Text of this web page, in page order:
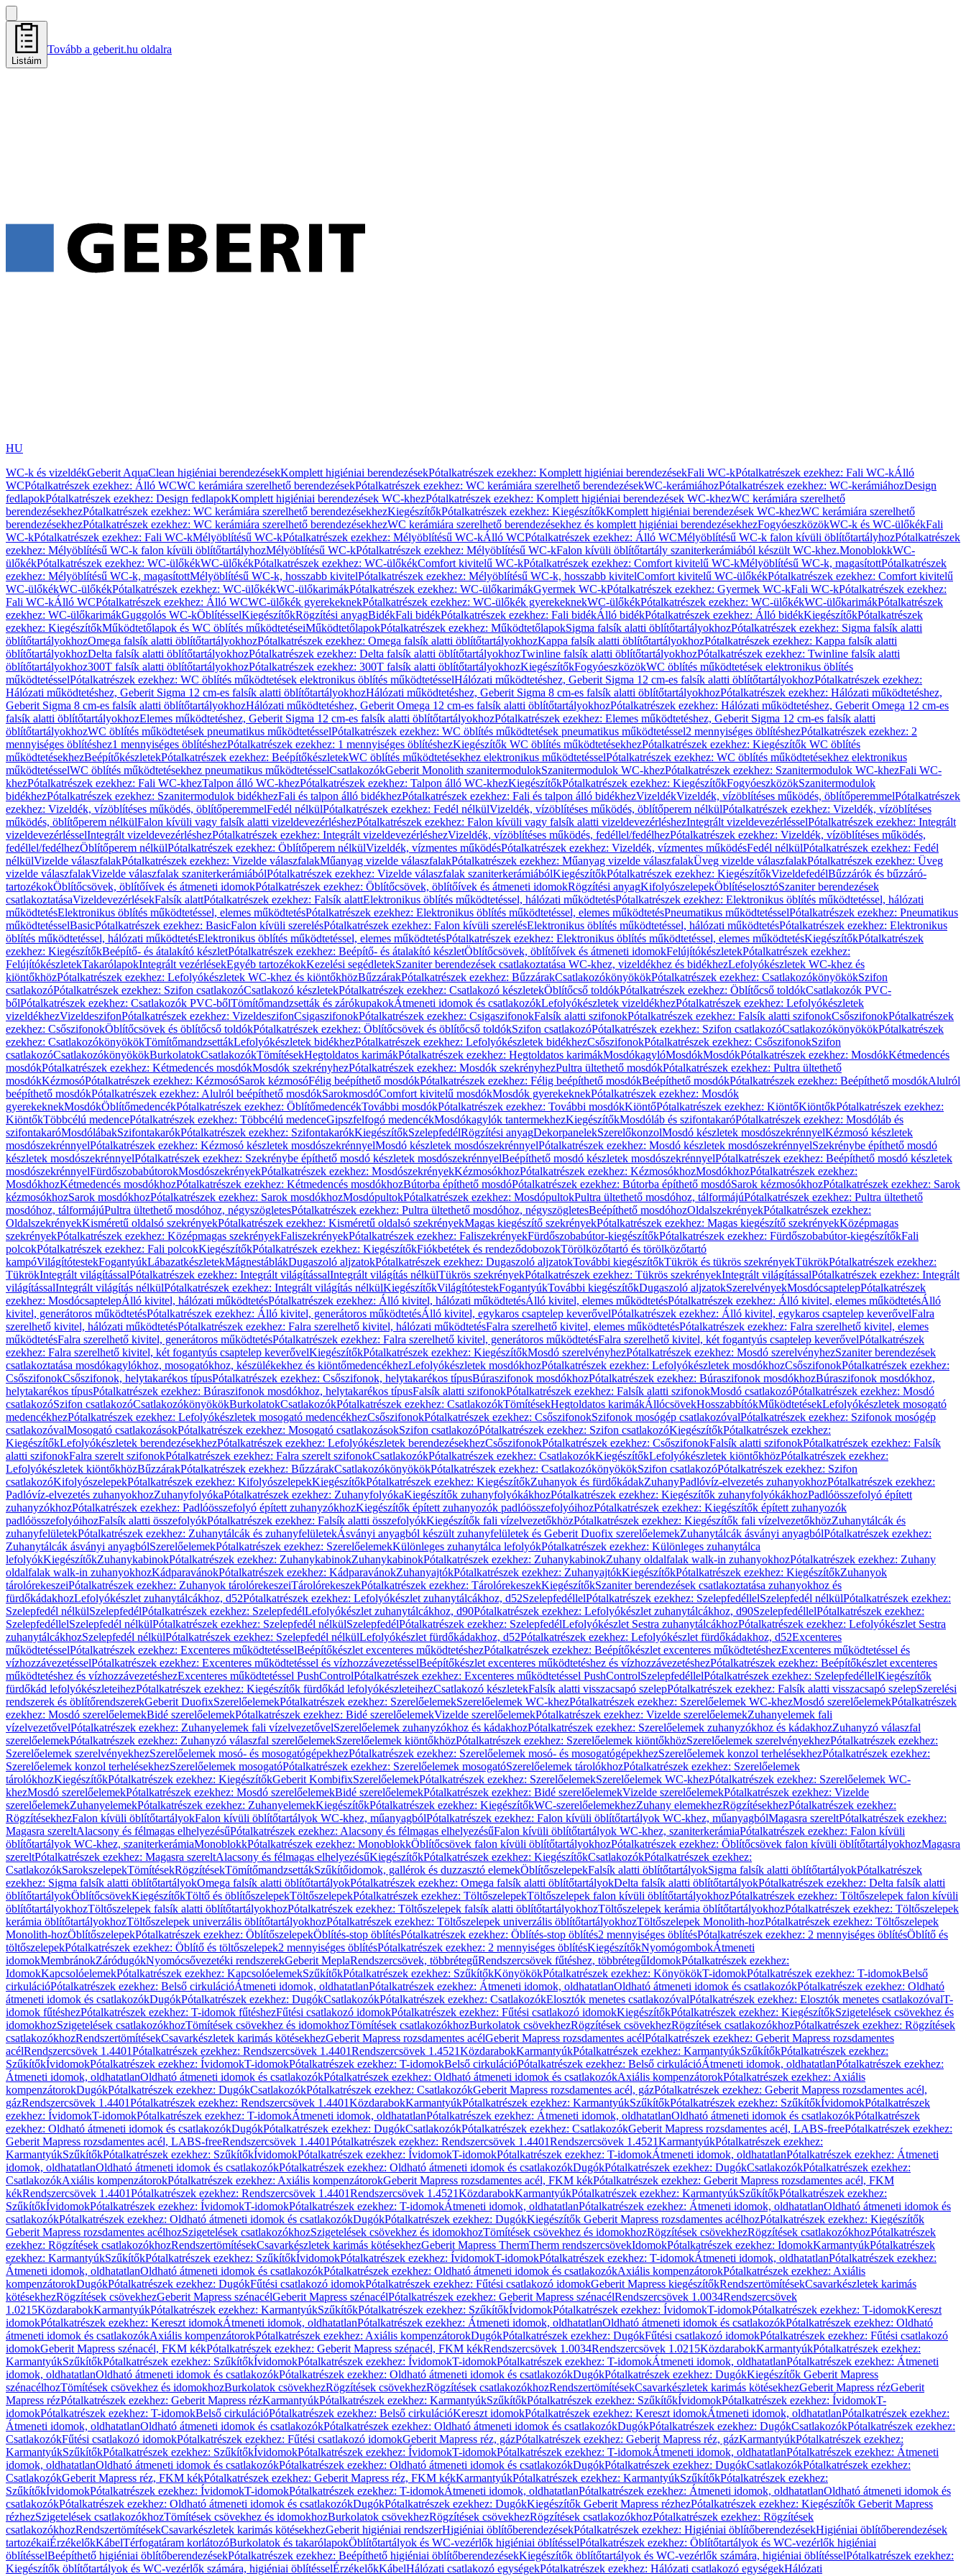
Listáim
Tovább a geberit.hu oldalra
HU
WC-k és vizeldékGeberit AquaClean higiéniai berendezésekKomplett higiéniai berendezésekPótalkatrészek ezekhez: Komplett higiéniai berendezésekFali WC-kPótalkatrészek ezekhez: Fali WC-kÁlló
WCPótalkatrészek ezekhez: Álló WCWC kerámiára szerelhető berendezésekPótalkatrészek ezekhez: WC kerámiára szerelhető berendezésekWC-kerámiáhozPótalkatrészek ezekhez: WC-kerámiáhozDesign
fedlapokPótalkatrészek ezekhez: Design fedlapokKomplett higiéniai berendezések WC-khezPótalkatrészek ezekhez: Komplett higiéniai berendezések WC-khezWC kerámiára szerelhető
berendezésekhezPótalkatrészek ezekhez: WC kerámiára szerelhető berendezésekhezKiegészítőkPótalkatrészek ezekhez: KiegészítőkKomplett higiéniai berendezések WC-khezWC kerámiára szerelhető
berendezésekhezPótalkatrészek ezekhez: WC kerámiára szerelhető berendezésekhezWC kerámiára szerelhető berendezésekhez és komplett higiéniai berendezésekhezFogyóeszközökWC-k és WC-ülőkékFali
WC-kPótalkatrészek ezekhez: Fali WC-kMélyöblítésű WC-kPótalkatrészek ezekhez: Mélyöblítésű WC-kÁlló WCPótalkatrészek ezekhez: Álló WCMélyöblítésű WC-k falon kívüli öblítőtartályhozPótalkatrészek
ezekhez: Mélyöblítésű WC-k falon kívüli öblítőtartályhozMélyöblítésű WC-kPótalkatrészek ezekhez: Mélyöblítésű WC-kFalon kívüli öblítőtartály szaniterkerámiából készült WC-khez.MonoblokkWC-
ülőkékPótalkatrészek ezekhez: WC-ülőkékWC-ülőkékPótalkatrészek ezekhez: WC-ülőkékComfort kivitelű WC-kPótalkatrészek ezekhez: Comfort kivitelű WC-kMélyöblítésű WC-k, magasítottPótalkatrészek
ezekhez: Mélyöblítésű WC-k, magasítottMélyöblítésű WC-k, hosszabb kivitelPótalkatrészek ezekhez: Mélyöblítésű WC-k, hosszabb kivitelComfort kivitelű WC-ülőkékPótalkatrészek ezekhez: Comfort kivitelű
WC-ülőkékWC-ülőkékPótalkatrészek ezekhez: WC-ülőkékWC-ülőkarimákPótalkatrészek ezekhez: WC-ülőkarimákGyermek WC-kPótalkatrészek ezekhez: Gyermek WC-kFali WC-kPótalkatrészek ezekhez:
Fali WC-kÁlló WCPótalkatrészek ezekhez: Álló WCWC-ülőkék gyerekeknekPótalkatrészek ezekhez: WC-ülőkék gyerekeknekWC-ülőkékPótalkatrészek ezekhez: WC-ülőkékWC-ülőkarimákPótalkatrészek
ezekhez: WC-ülőkarimákGuggolós WC-kÖblítésselKiegészítőkRögzítési anyagBidékFali bidékPótalkatrészek ezekhez: Fali bidékÁlló bidékPótalkatrészek ezekhez: Álló bidékKiegészítőkPótalkatrészek
ezekhez: KiegészítőkMűködtetőlapok és WC öblítés működtetéseiMűködtetőlapokPótalkatrészek ezekhez: MűködtetőlapokSigma falsík alatti öblítőtartályokhozPótalkatrészek ezekhez: Sigma falsík alatti
öblítőtartályokhozOmega falsík alatti öblítőtartályokhozPótalkatrészek ezekhez: Omega falsík alatti öblítőtartályokhozKappa falsík alatti öblítőtartályokhozPótalkatrészek ezekhez: Kappa falsík alatti
öblítőtartályokhozDelta falsík alatti öblítőtartályokhozPótalkatrészek ezekhez: Delta falsík alatti öblítőtartályokhozTwinline falsík alatti öblítőtartályokhozPótalkatrészek ezekhez: Twinline falsík alatti
öblítőtartályokhoz300T falsík alatti öblítőtartályokhozPótalkatrészek ezekhez: 300T falsík alatti öblítőtartályokhozKiegészítőkFogyóeszközökWC öblítés működtetések elektronikus öblítés
működtetésselPótalkatrészek ezekhez: WC öblítés működtetések elektronikus öblítés működtetésselHálózati működtetéshez, Geberit Sigma 12 cm-es falsík alatti öblítőtartályokhozPótalkatrészek ezekhez:
Hálózati működtetéshez, Geberit Sigma 12 cm-es falsík alatti öblítőtartályokhozHálózati működtetéshez, Geberit Sigma 8 cm-es falsík alatti öblítőtartályokhozPótalkatrészek ezekhez: Hálózati működtetéshez,
Geberit Sigma 8 cm-es falsík alatti öblítőtartályokhozHálózati működtetéshez, Geberit Omega 12 cm-es falsík alatti öblítőtartályokhozPótalkatrészek ezekhez: Hálózati működtetéshez, Geberit Omega 12 cm-es
falsík alatti öblítőtartályokhozElemes működtetéshez, Geberit Sigma 12 cm-es falsík alatti öblítőtartályokhozPótalkatrészek ezekhez: Elemes működtetéshez, Geberit Sigma 12 cm-es falsík alatti
öblítőtartályokhozWC öblítés működtetések pneumatikus működtetésselPótalkatrészek ezekhez: WC öblítés működtetések pneumatikus működtetéssel2 mennyiséges öblítéshezPótalkatrészek ezekhez: 2
mennyiséges öblítéshez1 mennyiséges öblítéshezPótalkatrészek ezekhez: 1 mennyiséges öblítéshezKiegészítők WC öblítés működtetésekhezPótalkatrészek ezekhez: Kiegészítők WC öblítés
működtetésekhezBeépítőkészletekPótalkatrészek ezekhez: BeépítőkészletekWC öblítés működtetésekhez elektronikus működtetésselPótalkatrészek ezekhez: WC öblítés működtetésekhez elektronikus
működtetésselWC öblítés működtetésekhez pneumatikus működtetésselCsatlakozókGeberit Monolith szanitermodulokSzanitermodulok WC-khezPótalkatrészek ezekhez: Szanitermodulok WC-khezFali WC-
khezPótalkatrészek ezekhez: Fali WC-khezTalpon álló WC-khezPótalkatrészek ezekhez: Talpon álló WC-khezKiegészítőkPótalkatrészek ezekhez: KiegészítőkFogyóeszközökSzanitermodulok
bidékhezPótalkatrészek ezekhez: Szanitermodulok bidékhezFali és talpon álló bidékhezPótalkatrészek ezekhez: Fali és talpon álló bidékhezVizeldékVizeldék, vízöblítéses működés, öblítőperemmelPótalkatrészek
ezekhez: Vizeldék, vízöblítéses működés, öblítőperemmelFedél nélkülPótalkatrészek ezekhez: Fedél nélkülVizeldék, vízöblítéses működés, öblítőperem nélkülPótalkatrészek ezekhez: Vizeldék, vízöblítéses
működés, öblítőperem nélkülFalon kívüli vagy falsík alatti vizeldevezérléshezPótalkatrészek ezekhez: Falon kívüli vagy falsík alatti vizeldevezérléshezIntegrált vizeldevezérlésselPótalkatrészek ezekhez: Integrált
vizeldevezérlésselIntegrált vizeldevezérléshezPótalkatrészek ezekhez: Integrált vizeldevezérléshezVizeldék, vízöblítéses működés, fedéllel/fedélhezPótalkatrészek ezekhez: Vizeldék, vízöblítéses működés,
fedéllel/fedélhezÖblítőperem nélkülPótalkatrészek ezekhez: Öblítőperem nélkülVizeldék, vízmentes működésPótalkatrészek ezekhez: Vizeldék, vízmentes működésFedél nélkülPótalkatrészek ezekhez: Fedél
nélkülVizelde válaszfalakPótalkatrészek ezekhez: Vizelde válaszfalakMűanyag vizelde válaszfalakPótalkatrészek ezekhez: Műanyag vizelde válaszfalakÜveg vizelde válaszfalakPótalkatrészek ezekhez: Üveg
vizelde válaszfalakVizelde válaszfalak szaniterkerámiábólPótalkatrészek ezekhez: Vizelde válaszfalak szaniterkerámiábólKiegészítőkPótalkatrészek ezekhez: KiegészítőkVizeldefedélBűzzárók és bűzzáró-
tartozékokÖblítőcsövek, öblítőívek és átmeneti idomokPótalkatrészek ezekhez: Öblítőcsövek, öblítőívek és átmeneti idomokRögzítési anyagKifolyószelepekÖblítéselosztóSzaniter berendezések
csatlakoztatásaVizeldevezérlésekFalsík alattPótalkatrészek ezekhez: Falsík alattElektronikus öblítés működtetéssel, hálózati működtetésPótalkatrészek ezekhez: Elektronikus öblítés működtetéssel, hálózati
működtetésElektronikus öblítés működtetéssel, elemes működtetésPótalkatrészek ezekhez: Elektronikus öblítés működtetéssel, elemes működtetésPneumatikus működtetésselPótalkatrészek ezekhez: Pneumatikus
működtetésselBasicPótalkatrészek ezekhez: BasicFalon kívüli szerelésPótalkatrészek ezekhez: Falon kívüli szerelésElektronikus öblítés működtetéssel, hálózati működtetésPótalkatrészek ezekhez: Elektronikus
öblítés működtetéssel, hálózati működtetésElektronikus öblítés működtetéssel, elemes működtetésPótalkatrészek ezekhez: Elektronikus öblítés működtetéssel, elemes működtetésKiegészítőkPótalkatrészek
ezekhez: KiegészítőkBeépítő- és átalakító készletPótalkatrészek ezekhez: Beépítő- és átalakító készletÖblítőcsövek, öblítőívek és átmeneti idomokFelújítókészletekPótalkatrészek ezekhez:
FelújítókészletekTakarólapokIntegrált vezérlésekEgyéb tartozékokKezelési segédletekSzaniter berendezések csatlakoztatása WC-khez, vizeldékhez és bidékhezLefolyókészletek WC-khez és
kiöntőkhözPótalkatrészek ezekhez: Lefolyókészletek WC-khez és kiöntőkhözBűzzárakPótalkatrészek ezekhez: BűzzárakCsatlakozókönyökökPótalkatrészek ezekhez: CsatlakozókönyökökSzifon
csatlakozóPótalkatrészek ezekhez: Szifon csatlakozóCsatlakozó készletekPótalkatrészek ezekhez: Csatlakozó készletekÖblítőcső toldókPótalkatrészek ezekhez: Öblítőcső toldókCsatlakozók PVC-
bőlPótalkatrészek ezekhez: Csatlakozók PVC-bőlTömítőmandzsetták és zárókupakokÁtmeneti idomok és csatlakozókLefolyókészletek vizeldékhezPótalkatrészek ezekhez: Lefolyókészletek
vizeldékhezVizeldeszifonPótalkatrészek ezekhez: VizeldeszifonCsigaszifonokPótalkatrészek ezekhez: CsigaszifonokFalsík alatti szifonokPótalkatrészek ezekhez: Falsík alatti szifonokCsőszifonokPótalkatrészek
ezekhez: CsőszifonokÖblítőcsövek és öblítőcső toldókPótalkatrészek ezekhez: Öblítőcsövek és öblítőcső toldókSzifon csatlakozóPótalkatrészek ezekhez: Szifon csatlakozóCsatlakozókönyökökPótalkatrészek
ezekhez: CsatlakozókönyökökTömítőmandzsettákLefolyókészletek bidékhezPótalkatrészek ezekhez: Lefolyókészletek bidékhezCsőszifonokPótalkatrészek ezekhez: CsőszifonokSzifon
csatlakozóCsatlakozókönyökökBurkolatokCsatlakozókTömítésekHegtoldatos karimákPótalkatrészek ezekhez: Hegtoldatos karimákMosdókagylóMosdókMosdókPótalkatrészek ezekhez: MosdókKétmedencés
mosdókPótalkatrészek ezekhez: Kétmedencés mosdókMosdók szekrényhezPótalkatrészek ezekhez: Mosdók szekrényhezPultra ültethető mosdókPótalkatrészek ezekhez: Pultra ültethető
mosdókKézmosóPótalkatrészek ezekhez: KézmosóSarok kézmosóFélig beépíthető mosdókPótalkatrészek ezekhez: Félig beépíthető mosdókBeépíthető mosdókPótalkatrészek ezekhez: Beépíthető mosdókAlulról
beépíthető mosdókPótalkatrészek ezekhez: Alulról beépíthető mosdókSarokmosdóComfort kivitelű mosdókMosdók gyerekeknekPótalkatrészek ezekhez: Mosdók
gyerekeknekMosdókÖblítőmedencékPótalkatrészek ezekhez: ÖblítőmedencékTovábbi mosdókPótalkatrészek ezekhez: További mosdókKiöntőPótalkatrészek ezekhez: KiöntőKiöntőkPótalkatrészek ezekhez:
KiöntőkTöbbcélú medencePótalkatrészek ezekhez: Többcélú medenceGipszfelfogó medencékMosdókagylók tantermekhezKiegészítőkMosdóláb és szifontakaróPótalkatrészek ezekhez: Mosdóláb és
szifontakaróMosdólábakSzifontakarókPótalkatrészek ezekhez: SzifontakarókKiegészítőkSzelepfedélRögzítési anyagDekorpanelekSzerelőkonzolMosdó készletek mosdószekrénnyelKézmosó készletek
mosdószekrénnyelPótalkatrészek ezekhez: Kézmosó készletek mosdószekrénnyelMosdó készletek mosdószekrénnyelPótalkatrészek ezekhez: Mosdó készletek mosdószekrénnyelSzekrénybe építhető mosdó
készletek mosdószekrénnyelPótalkatrészek ezekhez: Szekrénybe építhető mosdó készletek mosdószekrénnyelBeépíthető mosdó készletek mosdószekrénnyelPótalkatrészek ezekhez: Beépíthető mosdó készletek
mosdószekrénnyelFürdőszobabútorokMosdószekrényekPótalkatrészek ezekhez: MosdószekrényekKézmosókhozPótalkatrészek ezekhez: KézmosókhozMosdókhozPótalkatrészek ezekhez:
MosdókhozKétmedencés mosdókhozPótalkatrészek ezekhez: Kétmedencés mosdókhozBútorba építhető mosdóPótalkatrészek ezekhez: Bútorba építhető mosdóSarok kézmosókhozPótalkatrészek ezekhez: Sarok
kézmosókhozSarok mosdókhozPótalkatrészek ezekhez: Sarok mosdókhozMosdópultokPótalkatrészek ezekhez: MosdópultokPultra ültethető mosdóhoz, tálformájúPótalkatrészek ezekhez: Pultra ültethető
mosdóhoz, tálformájúPultra ültethető mosdóhoz, négyszögletesPótalkatrészek ezekhez: Pultra ültethető mosdóhoz, négyszögletesBeépíthető mosdóhozOldalszekrényekPótalkatrészek ezekhez:
OldalszekrényekKisméretű oldalsó szekrényekPótalkatrészek ezekhez: Kisméretű oldalsó szekrényekMagas kiegészítő szekrényekPótalkatrészek ezekhez: Magas kiegészítő szekrényekKözépmagas
szekrényekPótalkatrészek ezekhez: Középmagas szekrényekFaliszekrényekPótalkatrészek ezekhez: FaliszekrényekFürdőszobabútor-kiegészítőkPótalkatrészek ezekhez: Fürdőszobabútor-kiegészítőkFali
polcokPótalkatrészek ezekhez: Fali polcokKiegészítőkPótalkatrészek ezekhez: KiegészítőkFiókbetétek és rendeződobozokTörölközőtartó és törölközőtartó
kampóVilágítótestekFogantyúkLábazatkészletekMágnestáblákDugaszoló aljzatokPótalkatrészek ezekhez: Dugaszoló aljzatokTovábbi kiegészítőkTükrök és tükrös szekrényekTükrökPótalkatrészek ezekhez:
TükrökIntegrált világítássalPótalkatrészek ezekhez: Integrált világítássalIntegrált világítás nélkülTükrös szekrényekPótalkatrészek ezekhez: Tükrös szekrényekIntegrált világítássalPótalkatrészek ezekhez: Integrált
világítássalIntegrált világítás nélkülPótalkatrészek ezekhez: Integrált világítás nélkülKiegészítőkVilágítótestekFogantyúkTovábbi kiegészítőkDugaszoló aljzatokSzerelvényekMosdócsaptelepPótalkatrészek
ezekhez: MosdócsaptelepÁlló kivitel, hálózati működtetésPótalkatrészek ezekhez: Álló kivitel, hálózati működtetésÁlló kivitel, elemes működtetésPótalkatrészek ezekhez: Álló kivitel, elemes működtetésÁlló
kivitel, generátoros működtetésPótalkatrészek ezekhez: Álló kivitel, generátoros működtetésÁlló kivitel, egykaros csaptelep keverővelPótalkatrészek ezekhez: Álló kivitel, egykaros csaptelep keverővelFalra
szerelhető kivitel, hálózati működtetésPótalkatrészek ezekhez: Falra szerelhető kivitel, hálózati működtetésFalra szerelhető kivitel, elemes működtetésPótalkatrészek ezekhez: Falra szerelhető kivitel, elemes
működtetésFalra szerelhető kivitel, generátoros működtetésPótalkatrészek ezekhez: Falra szerelhető kivitel, generátoros működtetésFalra szerelhető kivitel, két fogantyús csaptelep keverővelPótalkatrészek
ezekhez: Falra szerelhető kivitel, két fogantyús csaptelep keverővelKiegészítőkPótalkatrészek ezekhez: KiegészítőkMosdó szerelvényhezPótalkatrészek ezekhez: Mosdó szerelvényhezSzaniter berendezések
csatlakoztatása mosdókagylókhoz, mosogatókhoz, készülékekhez és kiöntőmedencékhezLefolyókészletek mosdókhozPótalkatrészek ezekhez: Lefolyókészletek mosdókhozCsőszifonokPótalkatrészek ezekhez:
CsőszifonokCsőszifonok, helytakarékos típusPótalkatrészek ezekhez: Csőszifonok, helytakarékos típusBúraszifonok mosdókhozPótalkatrészek ezekhez: Búraszifonok mosdókhozBúraszifonok mosdókhoz,
helytakarékos típusPótalkatrészek ezekhez: Búraszifonok mosdókhoz, helytakarékos típusFalsík alatti szifonokPótalkatrészek ezekhez: Falsík alatti szifonokMosdó csatlakozóPótalkatrészek ezekhez: Mosdó
csatlakozóSzifon csatlakozóCsatlakozókönyökökBurkolatokCsatlakozókPótalkatrészek ezekhez: CsatlakozókTömítésekHegtoldatos karimákÁllócsövekHosszabbítókMűködtetésekLefolyókészletek mosogató
medencékhezPótalkatrészek ezekhez: Lefolyókészletek mosogató medencékhezCsőszifonokPótalkatrészek ezekhez: CsőszifonokSzifonok mosógép csatlakozóvalPótalkatrészek ezekhez: Szifonok mosógép
csatlakozóvalMosogató csatlakozásokPótalkatrészek ezekhez: Mosogató csatlakozásokSzifon csatlakozóPótalkatrészek ezekhez: Szifon csatlakozóKiegészítőkPótalkatrészek ezekhez:
KiegészítőkLefolyókészletek berendezésekhezPótalkatrészek ezekhez: Lefolyókészletek berendezésekhezCsőszifonokPótalkatrészek ezekhez: CsőszifonokFalsík alatti szifonokPótalkatrészek ezekhez: Falsík
alatti szifonokFalra szerelt szifonokPótalkatrészek ezekhez: Falra szerelt szifonokCsatlakozókPótalkatrészek ezekhez: CsatlakozókKiegészítőkLefolyókészletek kiöntőkhözPótalkatrészek ezekhez:
Lefolyókészletek kiöntőkhözBűzzárakPótalkatrészek ezekhez: BűzzárakCsatlakozókönyökökPótalkatrészek ezekhez: CsatlakozókönyökökSzifon csatlakozóPótalkatrészek ezekhez: Szifon
csatlakozóKifolyószelepekPótalkatrészek ezekhez: KifolyószelepekKiegészítőkPótalkatrészek ezekhez: KiegészítőkZuhanyok és fürdőkádakZuhanyPadlóvíz-elvezetés zuhanyokhozPótalkatrészek ezekhez:
Padlóvíz-elvezetés zuhanyokhozZuhanyfolyókaPótalkatrészek ezekhez: ZuhanyfolyókaKiegészítők zuhanyfolyókákhozPótalkatrészek ezekhez: Kiegészítők zuhanyfolyókákhozPadlóösszefolyó épített
zuhanyzókhozPótalkatrészek ezekhez: Padlóösszefolyó épített zuhanyzókhozKiegészítők épített zuhanyozók padlóösszefolyóihozPótalkatrészek ezekhez: Kiegészítők épített zuhanyozók
padlóösszefolyóihozFalsík alatti összefolyókPótalkatrészek ezekhez: Falsík alatti összefolyókKiegészítők fali vízelvezetőkhözPótalkatrészek ezekhez: Kiegészítők fali vízelvezetőkhözZuhanytálcák és
zuhanyfelületekPótalkatrészek ezekhez: Zuhanytálcák és zuhanyfelületekÁsványi anyagból készült zuhanyfelületek és Geberit Duofix szerelőelemekZuhanytálcák ásványi anyagbólPótalkatrészek ezekhez:
Zuhanytálcák ásványi anyagbólSzerelőelemekPótalkatrészek ezekhez: SzerelőelemekKülönleges zuhanytálca lefolyókPótalkatrészek ezekhez: Különleges zuhanytálca
lefolyókKiegészítőkZuhanykabinokPótalkatrészek ezekhez: ZuhanykabinokZuhanykabinokPótalkatrészek ezekhez: ZuhanykabinokZuhany oldalfalak walk-in zuhanyokhozPótalkatrészek ezekhez: Zuhany
oldalfalak walk-in zuhanyokhozKádparavánokPótalkatrészek ezekhez: KádparavánokZuhanyajtókPótalkatrészek ezekhez: ZuhanyajtókKiegészítőkPótalkatrészek ezekhez: KiegészítőkZuhanyok
tárolórekeszeiPótalkatrészek ezekhez: Zuhanyok tárolórekeszeiTárolórekeszekPótalkatrészek ezekhez: TárolórekeszekKiegészítőkSzaniter berendezések csatlakoztatása zuhanyokhoz és
fürdőkádakhozLefolyókészlet zuhanytálcákhoz, d52Pótalkatrészek ezekhez: Lefolyókészlet zuhanytálcákhoz, d52SzelepfedéllelPótalkatrészek ezekhez: SzelepfedéllelSzelepfedél nélkülPótalkatrészek ezekhez:
Szelepfedél nélkülSzelepfedélPótalkatrészek ezekhez: SzelepfedélLefolyókészlet zuhanytálcákhoz, d90Pótalkatrészek ezekhez: Lefolyókészlet zuhanytálcákhoz, d90SzelepfedéllelPótalkatrészek ezekhez:
SzelepfedéllelSzelepfedél nélkülPótalkatrészek ezekhez: Szelepfedél nélkülSzelepfedélPótalkatrészek ezekhez: SzelepfedélLefolyókészlet Sestra zuhanytálcákhozPótalkatrészek ezekhez: Lefolyókészlet Sestra
zuhanytálcákhozSzelepfedél nélkülPótalkatrészek ezekhez: Szelepfedél nélkülLefolyókészlet fürdőkádakhoz, d52Pótalkatrészek ezekhez: Lefolyókészlet fürdőkádakhoz, d52Excenteres
működtetésselPótalkatrészek ezekhez: Excenteres működtetésselBeépítőkészlet excenteres működtetéshezPótalkatrészek ezekhez: Beépítőkészlet excenteres működtetéshezExcenteres működtetéssel és
vízhozzávezetésselPótalkatrészek ezekhez: Excenteres működtetéssel és vízhozzávezetésselBeépítőkészlet excenteres működtetéshez és vízhozzávezetéshezPótalkatrészek ezekhez: Beépítőkészlet excenteres
működtetéshez és vízhozzávezetéshezExcenteres működtetéssel PushControlPótalkatrészek ezekhez: Excenteres működtetéssel PushControlSzelepfedéllelPótalkatrészek ezekhez: SzelepfedéllelKiegészítők
fürdőkád lefolyókészleteihezPótalkatrészek ezekhez: Kiegészítők fürdőkád lefolyókészleteihezCsatlakozó készletekFalsík alatti visszacsapó szelepPótalkatrészek ezekhez: Falsík alatti visszacsapó szelepSzerelési
rendszerek és öblítőrendszerekGeberit DuofixSzerelőelemekPótalkatrészek ezekhez: SzerelőelemekSzerelőelemek WC-khezPótalkatrészek ezekhez: Szerelőelemek WC-khezMosdó szerelőelemekPótalkatrészek
ezekhez: Mosdó szerelőelemekBidé szerelőelemekPótalkatrészek ezekhez: Bidé szerelőelemekVizelde szerelőelemekPótalkatrészek ezekhez: Vizelde szerelőelemekZuhanyelemek fali
vízelvezetővelPótalkatrészek ezekhez: Zuhanyelemek fali vízelvezetővelSzerelőelemek zuhanyzókhoz és kádakhozPótalkatrészek ezekhez: Szerelőelemek zuhanyzókhoz és kádakhozZuhanyzó válaszfal
szerelőelemekPótalkatrészek ezekhez: Zuhanyzó válaszfal szerelőelemekSzerelőelemek kiöntőkhözPótalkatrészek ezekhez: Szerelőelemek kiöntőkhözSzerelőelemek szerelvényekhezPótalkatrészek ezekhez:
Szerelőelemek szerelvényekhezSzerelőelemek mosó- és mosogatógépekhezPótalkatrészek ezekhez: Szerelőelemek mosó- és mosogatógépekhezSzerelőelemek konzol terhelésekhezPótalkatrészek ezekhez:
Szerelőelemek konzol terhelésekhezSzerelőelemek mosogatóPótalkatrészek ezekhez: Szerelőelemek mosogatóSzerelőelemek tárolókhozPótalkatrészek ezekhez: Szerelőelemek
tárolókhozKiegészítőkPótalkatrészek ezekhez: KiegészítőkGeberit KombifixSzerelőelemekPótalkatrészek ezekhez: SzerelőelemekSzerelőelemek WC-khezPótalkatrészek ezekhez: Szerelőelemek WC-
khezMosdó szerelőelemekPótalkatrészek ezekhez: Mosdó szerelőelemekBidé szerelőelemekPótalkatrészek ezekhez: Bidé szerelőelemekVizelde szerelőelemekPótalkatrészek ezekhez: Vizelde
szerelőelemekZuhanyelemekPótalkatrészek ezekhez: ZuhanyelemekKiegészítőkPótalkatrészek ezekhez: KiegészítőkWC-szerelőelemekhezZuhany elemekhezRögzítésekhezPótalkatrészek ezekhez:
RögzítésekhezFalon kívüli öblítőtartályokFalon kívüli öblítőtartályok WC-khez, műanyagbólPótalkatrészek ezekhez: Falon kívüli öblítőtartályok WC-khez, műanyagbólMagasra szereltPótalkatrészek ezekhez:
Magasra szereltAlacsony és félmagas elhelyezésűPótalkatrészek ezekhez: Alacsony és félmagas elhelyezésűFalon kívüli öblítőtartályok WC-khez, szaniterkerámiaPótalkatrészek ezekhez: Falon kívüli
öblítőtartályok WC-khez, szaniterkerámiaMonoblokkPótalkatrészek ezekhez: MonoblokkÖblítőcsövek falon kívüli öblítőtartályokhozPótalkatrészek ezekhez: Öblítőcsövek falon kívüli öblítőtartályokhozMagasra
szereltPótalkatrészek ezekhez: Magasra szereltAlacsony és félmagas elhelyezésűKiegészítőkPótalkatrészek ezekhez: KiegészítőkCsatlakozókPótalkatrészek ezekhez:
CsatlakozókSarokszelepekTömítésekRögzítésekTömítőmandzsettákSzűkítőidomok, gallérok és duzzasztó elemekÖblítőszelepekFalsík alatti öblítőtartályokSigma falsík alatti öblítőtartályokPótalkatrészek
ezekhez: Sigma falsík alatti öblítőtartályokOmega falsík alatti öblítőtartályokPótalkatrészek ezekhez: Omega falsík alatti öblítőtartályokDelta falsík alatti öblítőtartályokPótalkatrészek ezekhez: Delta falsík alatti
öblítőtartályokÖblítőcsövekKiegészítőkTöltő és öblítőszelepekTöltőszelepekPótalkatrészek ezekhez: TöltőszelepekTöltőszelepek falon kívüli öblítőtartályokhozPótalkatrészek ezekhez: Töltőszelepek falon kívüli
öblítőtartályokhozTöltőszelepek falsík alatti öblítőtartályokhozPótalkatrészek ezekhez: Töltőszelepek falsík alatti öblítőtartályokhozTöltőszelepek kerámia öblítőtartályokhozPótalkatrészek ezekhez: Töltőszelepek
kerámia öblítőtartályokhozTöltőszelepek univerzális öblítőtartályokhozPótalkatrészek ezekhez: Töltőszelepek univerzális öblítőtartályokhozTöltőszelepek Monolith-hozPótalkatrészek ezekhez: Töltőszelepek
Monolith-hozÖblítőszelepekPótalkatrészek ezekhez: ÖblítőszelepekÖblítés-stop öblítésPótalkatrészek ezekhez: Öblítés-stop öblítés2 mennyiséges öblítésPótalkatrészek ezekhez: 2 mennyiséges öblítésÖblítő és
töltőszelepekPótalkatrészek ezekhez: Öblítő és töltőszelepek2 mennyiséges öblítésPótalkatrészek ezekhez: 2 mennyiséges öblítésKiegészítőkNyomógombokÁtmeneti
idomokMembránokZáródugókNyomócsővezetéki rendszerekGeberit MeplaRendszercsövek, többrétegűRendszercsövek fűtéshez, többrétegűIdomokPótalkatrészek ezekhez:
IdomokKapcsolóelemekPótalkatrészek ezekhez: KapcsolóelemekSzűkítőkPótalkatrészek ezekhez: SzűkítőkKönyökökPótalkatrészek ezekhez: KönyökökT-idomokPótalkatrészek ezekhez: T-idomokBelső
cirkulációPótalkatrészek ezekhez: Belső cirkulációÁtmeneti idomok, oldhatatlanPótalkatrészek ezekhez: Átmeneti idomok, oldhatatlanOldható átmeneti idomok és csatlakozókPótalkatrészek ezekhez: Oldható
átmeneti idomok és csatlakozókDugókPótalkatrészek ezekhez: DugókCsatlakozókPótalkatrészek ezekhez: CsatlakozókElosztók menetes csatlakozóvalPótalkatrészek ezekhez: Elosztók menetes csatlakozóvalT-
idomok fűtéshezPótalkatrészek ezekhez: T-idomok fűtéshezFűtési csatlakozó idomokPótalkatrészek ezekhez: Fűtési csatlakozó idomokKiegészítőkPótalkatrészek ezekhez: KiegészítőkSzigetelések csövekhez és
idomokhozSzigetelések csatlakozókhozTömítések csövekhez és idomokhozTömítések csatlakozókhozBurkolatok csövekhezRögzítések csövekhezRögzítések csatlakozókhozPótalkatrészek ezekhez: Rögzítések
csatlakozókhozRendszertömítésekCsavarkészletek karimás kötésekhezGeberit Mapress rozsdamentes acélGeberit Mapress rozsdamentes acélPótalkatrészek ezekhez: Geberit Mapress rozsdamentes
acélRendszercsövek 1.4401Pótalkatrészek ezekhez: Rendszercsövek 1.4401Rendszercsövek 1.4521KözdarabokKarmantyúkPótalkatrészek ezekhez: KarmantyúkSzűkítőkPótalkatrészek ezekhez:
SzűkítőkÍvidomokPótalkatrészek ezekhez: ÍvidomokT-idomokPótalkatrészek ezekhez: T-idomokBelső cirkulációPótalkatrészek ezekhez: Belső cirkulációÁtmeneti idomok, oldhatatlanPótalkatrészek ezekhez:
Átmeneti idomok, oldhatatlanOldható átmeneti idomok és csatlakozókPótalkatrészek ezekhez: Oldható átmeneti idomok és csatlakozókAxiális kompenzátorokPótalkatrészek ezekhez: Axiális
kompenzátorokDugókPótalkatrészek ezekhez: DugókCsatlakozókPótalkatrészek ezekhez: CsatlakozókGeberit Mapress rozsdamentes acél, gázPótalkatrészek ezekhez: Geberit Mapress rozsdamentes acél,
gázRendszercsövek 1.4401Pótalkatrészek ezekhez: Rendszercsövek 1.4401KözdarabokKarmantyúkPótalkatrészek ezekhez: KarmantyúkSzűkítőkPótalkatrészek ezekhez: SzűkítőkÍvidomokPótalkatrészek
ezekhez: ÍvidomokT-idomokPótalkatrészek ezekhez: T-idomokÁtmeneti idomok, oldhatatlanPótalkatrészek ezekhez: Átmeneti idomok, oldhatatlanOldható átmeneti idomok és csatlakozókPótalkatrészek
ezekhez: Oldható átmeneti idomok és csatlakozókDugókPótalkatrészek ezekhez: DugókCsatlakozókPótalkatrészek ezekhez: CsatlakozókGeberit Mapress rozsdamentes acél, LABS-freePótalkatrészek ezekhez:
Geberit Mapress rozsdamentes acél, LABS-freeRendszercsövek 1.4401Pótalkatrészek ezekhez: Rendszercsövek 1.4401Rendszercsövek 1.4521KarmantyúkPótalkatrészek ezekhez:
KarmantyúkSzűkítőkPótalkatrészek ezekhez: SzűkítőkÍvidomokPótalkatrészek ezekhez: ÍvidomokT-idomokPótalkatrészek ezekhez: T-idomokÁtmeneti idomok, oldhatatlanPótalkatrészek ezekhez: Átmeneti
idomok, oldhatatlanOldható átmeneti idomok és csatlakozókPótalkatrészek ezekhez: Oldható átmeneti idomok és csatlakozókDugókPótalkatrészek ezekhez: DugókCsatlakozókPótalkatrészek ezekhez:
CsatlakozókAxiális kompenzátorokPótalkatrészek ezekhez: Axiális kompenzátorokGeberit Mapress rozsdamentes acél, FKM kékPótalkatrészek ezekhez: Geberit Mapress rozsdamentes acél, FKM
kékRendszercsövek 1.4401Pótalkatrészek ezekhez: Rendszercsövek 1.4401Rendszercsövek 1.4521KözdarabokKarmantyúkPótalkatrészek ezekhez: KarmantyúkSzűkítőkPótalkatrészek ezekhez:
SzűkítőkÍvidomokPótalkatrészek ezekhez: ÍvidomokT-idomokPótalkatrészek ezekhez: T-idomokÁtmeneti idomok, oldhatatlanPótalkatrészek ezekhez: Átmeneti idomok, oldhatatlanOldható átmeneti idomok és
csatlakozókPótalkatrészek ezekhez: Oldható átmeneti idomok és csatlakozókDugókPótalkatrészek ezekhez: DugókKiegészítők Geberit Mapress rozsdamentes acélhozPótalkatrészek ezekhez: Kiegészítők
Geberit Mapress rozsdamentes acélhozSzigetelések csatlakozókhozSzigetelések csövekhez és idomokhozTömítések csövekhez és idomokhozRögzítések csövekhezRögzítések csatlakozókhozPótalkatrészek
ezekhez: Rögzítések csatlakozókhozRendszertömítésekCsavarkészletek karimás kötésekhezGeberit Mapress ThermTherm rendszercsövekIdomokPótalkatrészek ezekhez: IdomokKarmantyúkPótalkatrészek
ezekhez: KarmantyúkSzűkítőkPótalkatrészek ezekhez: SzűkítőkÍvidomokPótalkatrészek ezekhez: ÍvidomokT-idomokPótalkatrészek ezekhez: T-idomokÁtmeneti idomok, oldhatatlanPótalkatrészek ezekhez:
Átmeneti idomok, oldhatatlanOldható átmeneti idomok és csatlakozókPótalkatrészek ezekhez: Oldható átmeneti idomok és csatlakozókAxiális kompenzátorokPótalkatrészek ezekhez: Axiális
kompenzátorokDugókPótalkatrészek ezekhez: DugókFűtési csatlakozó idomokPótalkatrészek ezekhez: Fűtési csatlakozó idomokGeberit Mapress kiegészítőkRendszertömítésekCsavarkészletek karimás
kötésekhezRögzítések csövekhezGeberit Mapress szénacélGeberit Mapress szénacélPótalkatrészek ezekhez: Geberit Mapress szénacélRendszercsövek 1.0034Rendszercsövek
1.0215KözdarabokKarmantyúkPótalkatrészek ezekhez: KarmantyúkSzűkítőkPótalkatrészek ezekhez: SzűkítőkÍvidomokPótalkatrészek ezekhez: ÍvidomokT-idomokPótalkatrészek ezekhez: T-idomokKereszt
idomokPótalkatrészek ezekhez: Kereszt idomokÁtmeneti idomok, oldhatatlanPótalkatrészek ezekhez: Átmeneti idomok, oldhatatlanOldható átmeneti idomok és csatlakozókPótalkatrészek ezekhez: Oldható
átmeneti idomok és csatlakozókAxiális kompenzátorokPótalkatrészek ezekhez: Axiális kompenzátorokDugókPótalkatrészek ezekhez: DugókFűtési csatlakozó idomokPótalkatrészek ezekhez: Fűtési csatlakozó
idomokGeberit Mapress szénacél, FKM kékPótalkatrészek ezekhez: Geberit Mapress szénacél, FKM kékRendszercsövek 1.0034Rendszercsövek 1.0215KözdarabokKarmantyúkPótalkatrészek ezekhez:
KarmantyúkSzűkítőkPótalkatrészek ezekhez: SzűkítőkÍvidomokPótalkatrészek ezekhez: ÍvidomokT-idomokPótalkatrészek ezekhez: T-idomokÁtmeneti idomok, oldhatatlanPótalkatrészek ezekhez: Átmeneti
idomok, oldhatatlanOldható átmeneti idomok és csatlakozókPótalkatrészek ezekhez: Oldható átmeneti idomok és csatlakozókDugókPótalkatrészek ezekhez: DugókKiegészítők Geberit Mapress
szénacélhozTömítések csövekhez és idomokhozBurkolatok csövekhezRögzítések csövekhezRögzítések csatlakozókhozRendszertömítésekCsavarkészletek karimás kötésekhezGeberit Mapress rézGeberit
Mapress rézPótalkatrészek ezekhez: Geberit Mapress rézKarmantyúkPótalkatrészek ezekhez: KarmantyúkSzűkítőkPótalkatrészek ezekhez: SzűkítőkÍvidomokPótalkatrészek ezekhez: ÍvidomokT-
idomokPótalkatrészek ezekhez: T-idomokBelső cirkulációPótalkatrészek ezekhez: Belső cirkulációKereszt idomokPótalkatrészek ezekhez: Kereszt idomokÁtmeneti idomok, oldhatatlanPótalkatrészek ezekhez:
Átmeneti idomok, oldhatatlanOldható átmeneti idomok és csatlakozókPótalkatrészek ezekhez: Oldható átmeneti idomok és csatlakozókDugókPótalkatrészek ezekhez: DugókCsatlakozókPótalkatrészek ezekhez:
CsatlakozókFűtési csatlakozó idomokPótalkatrészek ezekhez: Fűtési csatlakozó idomokGeberit Mapress réz, gázPótalkatrészek ezekhez: Geberit Mapress réz, gázKarmantyúkPótalkatrészek ezekhez:
KarmantyúkSzűkítőkPótalkatrészek ezekhez: SzűkítőkÍvidomokPótalkatrészek ezekhez: ÍvidomokT-idomokPótalkatrészek ezekhez: T-idomokÁtmeneti idomok, oldhatatlanPótalkatrészek ezekhez: Átmeneti
idomok, oldhatatlanOldható átmeneti idomok és csatlakozókPótalkatrészek ezekhez: Oldható átmeneti idomok és csatlakozókDugókPótalkatrészek ezekhez: DugókCsatlakozókPótalkatrészek ezekhez:
CsatlakozókGeberit Mapress réz, FKM kékPótalkatrészek ezekhez: Geberit Mapress réz, FKM kékKarmantyúkPótalkatrészek ezekhez: KarmantyúkSzűkítőkPótalkatrészek ezekhez:
SzűkítőkÍvidomokPótalkatrészek ezekhez: ÍvidomokT-idomokPótalkatrészek ezekhez: T-idomokÁtmeneti idomok, oldhatatlanPótalkatrészek ezekhez: Átmeneti idomok, oldhatatlanOldható átmeneti idomok és
csatlakozókPótalkatrészek ezekhez: Oldható átmeneti idomok és csatlakozókDugókPótalkatrészek ezekhez: DugókKiegészítők Geberit Mapress rézhezPótalkatrészek ezekhez: Kiegészítők Geberit Mapress
rézhezSzigetelések csatlakozókhozTömítések csövekhez és idomokhozBurkolatok csövekhezRögzítések csövekhezRögzítések csatlakozókhozPótalkatrészek ezekhez: Rögzítések
csatlakozókhozRendszertömítésekCsavarkészletek karimás kötésekhezGeberit higiéniai rendszerHigiéniai öblítőberendezésekPótalkatrészek ezekhez: Higiéniai öblítőberendezésekHigiéniai öblítőberendezések
tartozékaiÉrzékelőkKábelTérfogatáram korlátozóBurkolatok és takarólapokÖblítőtartályok és WC-vezérlők higiéniai öblítésselPótalkatrészek ezekhez: Öblítőtartályok és WC-vezérlők higiéniai
öblítésselBeépíthető higiéniai öblítőberendezésekPótalkatrészek ezekhez: Beépíthető higiéniai öblítőberendezésekKiegészítők öblítőtartályok és WC-vezérlők számára, higiéniai öblítésselPótalkatrészek ezekhez:
Kiegészítők öblítőtartályok és WC-vezérlők számára, higiéniai öblítésselÉrzékelőkKábelHálózati csatlakozó egységekPótalkatrészek ezekhez: Hálózati csatlakozó egységekHálózati